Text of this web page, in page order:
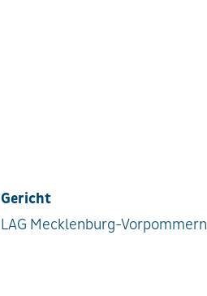
Gericht
LAG Mecklenburg-Vorpommern